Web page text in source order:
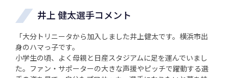
井上 健太選手コメント
「大分トリニータから加入しました井上健太です。横浜市出
身のハマっ子です。
小学生の頃、よく母親と日産スタジアムに足を運んでいまし
た。ファン・サポーターの大きな声援やピッチで躍動する選